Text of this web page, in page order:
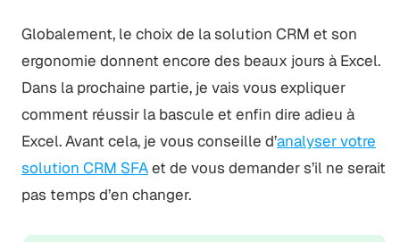
Globalement, le choix de la solution CRM et son
ergonomie donnent encore des beaux jours à Excel.
Dans la prochaine partie, je vais vous expliquer
comment réussir la bascule et enfin dire adieu à
Excel. Avant cela, je vous conseille d’analyser votre
solution CRM SFAet de vous demander s’il ne serait
pas temps d’en changer.